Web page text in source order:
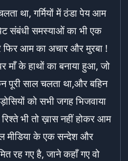
था, गर्मियों में ठंडा पेय आम
संबंधी समस्याओं का भी एक
फिर आम का अचार और मुरबा !
माँ के हाथों का बनाया हुआ, जो
पूरी साल चलता था,और बहिन
को सभी जगह भिजवाया
भी तो ख़ास नहीं होकर आम
मीडिया के एक सन्देश और
रह गए है, जाने कहाँ गए वो